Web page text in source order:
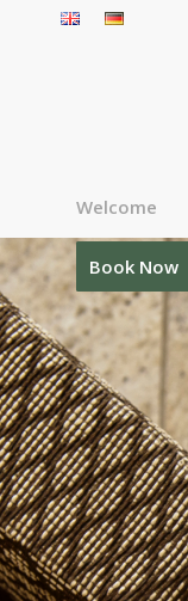
Welcome
Book Now